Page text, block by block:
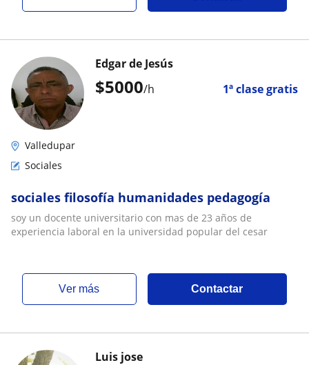
$5000/h 1ª clase gratis
Edgar de Jesús
Valledupar
Sociales
sociales filosofía humanidades pedagogía
soy un docente universitario con mas de 23 años de
experiencia laboral en la universidad popular del cesar
ver más Contactar
Luis jose